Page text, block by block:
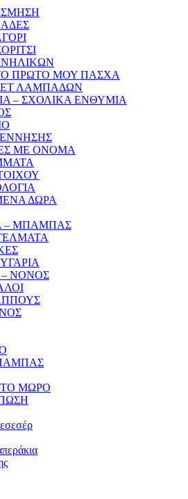
ΠΡΩΤΟ ΜΟΥ ΠΑΣΧΑ
ΛΑΜΠΑΔΩΝ
– ΣΧΟΛΙΚΑ ΕΝΘΥΜΙΑ
ΜΕ ΟΝΟΜΑ
ΔΩΡΑ
ΜΠΑΜΠΑΣ
ΝΟΝΟΣ
ΜΩΡΟ